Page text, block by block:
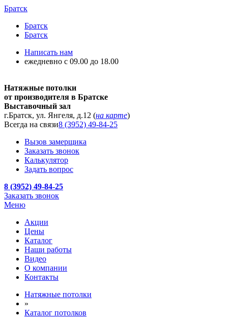
Братск
Братск
Братск
Написать нам
ежедневно с 09.00 до 18.00
Натяжные потолки
от производителя в Братске
Выставочный зал
г.Братск, ул. Янгеля, д.12 (на карте)
Всегда на связи8 (3952) 49-84-25
Вызов замерщика
Заказать звонок
Калькулятор
Задать вопрос
8 (3952) 49-84-25
Заказать звонок
Меню
Акции
Цены
Каталог
Наши работы
Видео
О компании
Контакты
Натяжные потолки
»
Каталог потолков